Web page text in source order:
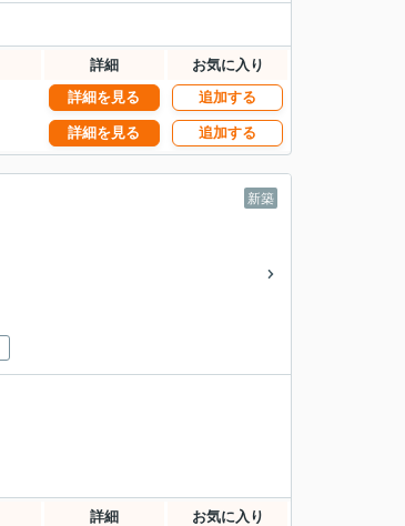
詳細 お気に入り
詳細を見る 追加する
詳細を見る 追加する
新築
詳細 お気に入り